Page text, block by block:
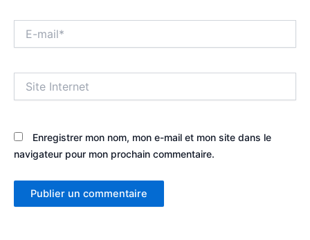
mail*
Internet
Enregistrer mon nom, mon e-mail et mon site dans le
navigateur pour mon prochain commentaire.